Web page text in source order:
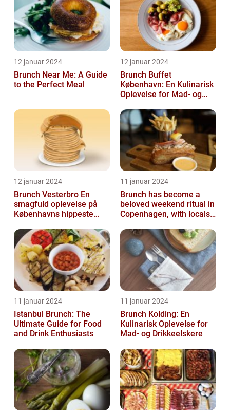
12 januar 2024
Brunch Near Me: A Guide
to the Perfect Meal
12 januar 2024
Brunch Buffet
København: En Kulinarisk
Oplevelse for Mad- og
12 januar 2024
Brunch Vesterbro En
smagfuld oplevelse på
Københavns hippeste
11 januar 2024
Brunch has become a
beloved weekend ritual in
Copenhagen, with locals
to...
11 januar 2024
Istanbul Brunch: The
Ultimate Guide for Food
and Drink Enthusiasts
11 januar 2024
Brunch Kolding: En
Kulinarisk Oplevelse for
Mad- og Drikkeelskere